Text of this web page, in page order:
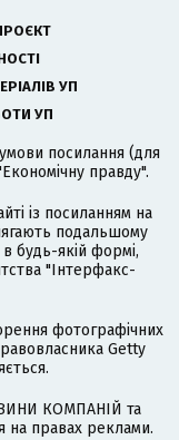
УП
УП
посилання (для
правду".
із посиланням на
подальшому
будь-якій формі,
"Інтерфакс-
фотографічних
Getty
КОМПАНІЙ та
на правах реклами.